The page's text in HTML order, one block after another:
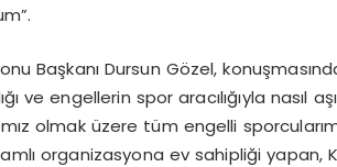
Başkanı Dursun Gözel,
ve engellerin spor aracılığıyla nasıl
olmak üzere tüm engelli
organizasyona ev sahipliği yapan,